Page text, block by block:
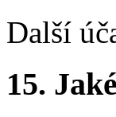
Další
15.